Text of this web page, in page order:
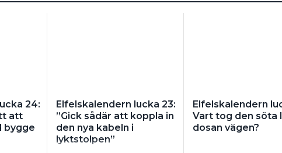
24:
att
bygge
Elfelskalendern lucka 23:
”Gick sådär att koppla in
den nya kabeln i
lyktstolpen”
Elfelskalendern
Vart tog den söta
dosan vägen?